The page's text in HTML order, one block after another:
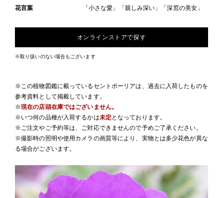
花言葉
「小さな愛」「親しみ深い」「深窓の美女」
オンラインストアで探す
※取り扱いのない場合もございます
※この植物図鑑に載っているセントポーリアは、過去に入荷したものを
参考資料として掲載しています。
※現在の店頭在庫ではございません。
※いつ何の品種が入荷するかは未定となっております。
※ご注文やご予約等は、ご対応できませんので予めご了承ください。
※撮影時の照明や使用カメラの画質等により、実物とは多少花色が異な
る場合がございます。